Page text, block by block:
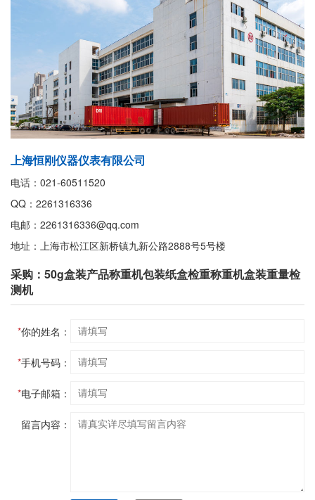
上海恒刚仪器仪表有限公司
电话：021-60511520
QQ：2261316336
电邮：2261316336@qq.com
地址：上海市松江区新桥镇九新公路2888号5号楼
采购：50g盒装产品称重机包装纸盒检重称重机盒装重量检
测机
*你的姓名：
*手机号码：
*电子邮箱：
留言内容：